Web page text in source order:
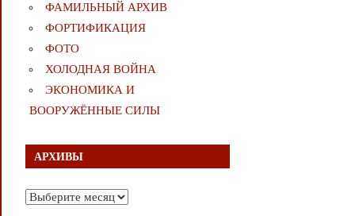
ФАМИЛЬНЫЙ АРХИВ
ФОРТИФИКАЦИЯ
ФОТО
ХОЛОДНАЯ ВОЙНА
ЭКОНОМИКА И
ВООРУЖЁННЫЕ СИЛЫ
АРХИВЫ
Архивы